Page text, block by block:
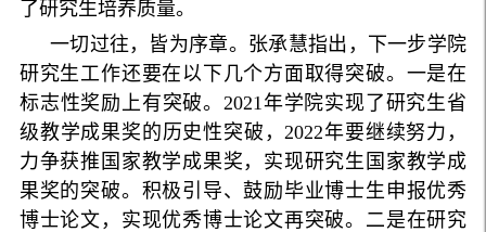
了研究生培养质量。
一切过往，皆为序章。张承慧指出，下一步学院
研究生工作还要在以下几个方面取得突破。一是在
标志性奖励上有突破。2021年学院实现了研究生省
级教学成果奖的历史性突破，2022年要继续努力，
力争获推国家教学成果奖，实现研究生国家教学成
果奖的突破。积极引导、鼓励毕业博士生申报优秀
博士论文，实现优秀博士论文再突破。二是在研究